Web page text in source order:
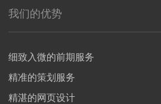
我们的优势
细致入微的前期服务
精准的策划服务
精湛的网页设计